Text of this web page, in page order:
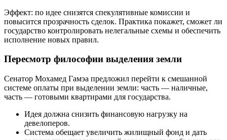
Эффект: по идее снизятся спекулятивные комиссии и
повысится прозрачность сделок. Практика покажет, сможет ли
государство контролировать нелегальные схемы и обеспечить
исполнение новых правил.
Пересмотр философии выделения земли
Сенатор Мохамед Гамэа предложил перейти к смешанной
системе оплаты при выделении земли: часть — наличные,
часть — готовыми квартирами для государства.
Идея должна снизить финансовую нагрузку на
девелоперов.
Система обещает увеличить жилищный фонд и дать